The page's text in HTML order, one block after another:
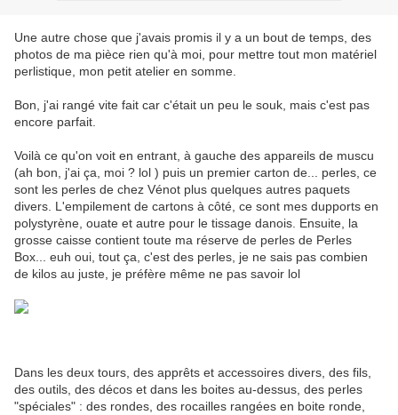
Une autre chose que j'avais promis il y a un bout de temps, des
photos de ma pièce rien qu'à moi, pour mettre tout mon matériel
perlistique, mon petit atelier en somme.
Bon, j'ai rangé vite fait car c'était un peu le souk, mais c'est pas
encore parfait.
Voilà ce qu'on voit en entrant, à gauche des appareils de muscu
(ah bon, j'ai ça, moi ? lol ) puis un premier carton de... perles, ce
sont les perles de chez Vénot plus quelques autres paquets
divers. L'empilement de cartons à côté, ce sont mes dupports en
polystyrène, ouate et autre pour le tissage danois. Ensuite, la
grosse caisse contient toute ma réserve de perles de Perles
Box... euh oui, tout ça, c'est des perles, je ne sais pas combien
de kilos au juste, je préfère même ne pas savoir lol
Dans les deux tours, des apprêts et accessoires divers, des fils,
des outils, des décos et dans les boites au-dessus, des perles
"spéciales" : des rondes, des rocailles rangées en boite ronde,